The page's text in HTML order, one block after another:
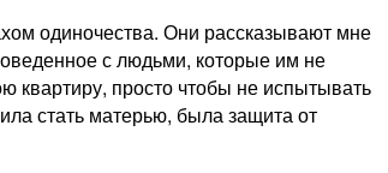
одиночества. Они рассказывают мне
с людьми, которые им не
квартиру, просто чтобы не испытывать
стать матерью, была защита от